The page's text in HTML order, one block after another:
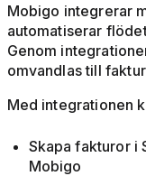
Mobigo integrerar
automatiserar
Genom
omvandlas till
Med integrationen
Skapa fakturor i
Mobigo